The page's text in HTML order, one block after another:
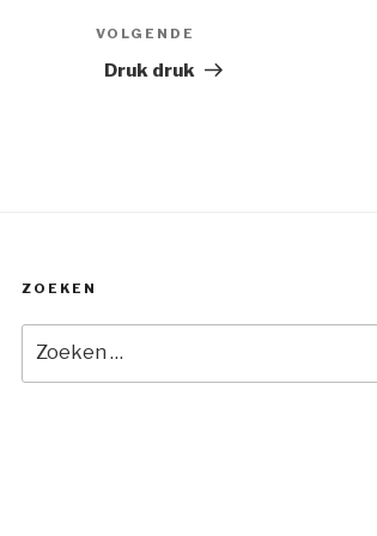
bericht
VOLGENDE
Druk druk
ZOEKEN
naar: